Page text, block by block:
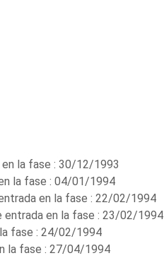
la fase : 30/12/1993
la fase : 04/01/1994
en la fase : 22/02/1994
en la fase : 23/02/1994
fase : 24/02/1994
la fase : 27/04/1994